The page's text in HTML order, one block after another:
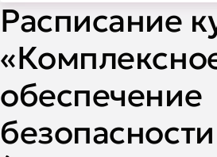
Расписание
обеспечение